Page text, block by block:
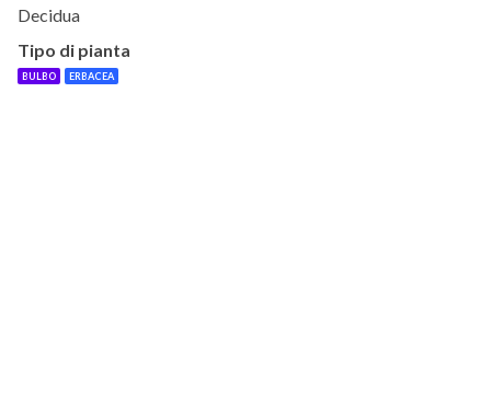
Decidua
Tipo di pianta
BULBO ERBACEA